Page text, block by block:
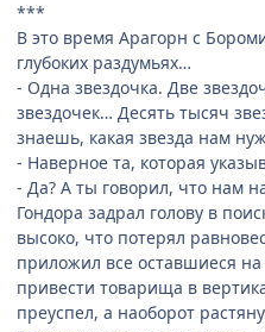
***
В это время Арагорн с
глубоких раздумьях…
- Одна звездочка. Две
звездочек… Десять тысяч
знаешь, какая звезда нам
- Наверное та, которая
- Да? А ты говорил, что нам
Гондора задрал голову в
высоко, что потерял
приложил все оставшиеся
привести товарища в
преуспел, а наоборот